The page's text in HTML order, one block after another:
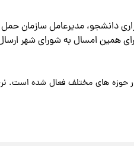
دانشجو، مدیرعامل سازمان
همین امسال به شورای شهر
در حوزه های مختلف فعال شده است.